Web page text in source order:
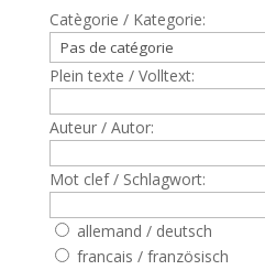
Catègorie / Kategorie:
Plein texte / Volltext:
Auteur / Autor:
Mot clef / Schlagwort:
allemand / deutsch
francais / französisch